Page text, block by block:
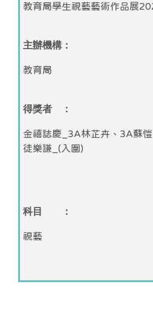
教育局學生視藝藝術作品展
主辦機構：
教育局
得獎者 ：
金禧誌慶_3A林芷卉、3A蘇
徒樂謙_(入圍)
科目 ：
視藝